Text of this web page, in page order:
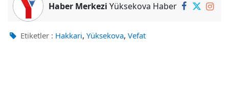
Haber Merkezi Yüksekova Haber
Etiketler : Hakkari, Yüksekova, Vefat